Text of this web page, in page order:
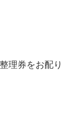
券をお配り